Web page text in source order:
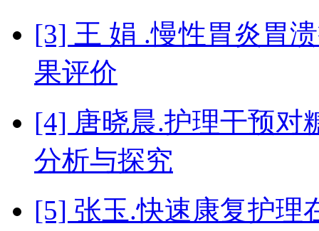
[3] 王 娟 .慢性胃炎胃
果评价
[4] 唐晓晨.护理干预对
分析与探究
[5] 张玉.快速康复护理